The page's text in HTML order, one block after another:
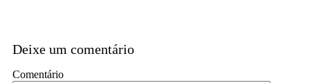
Deixe um comentário
Comentário